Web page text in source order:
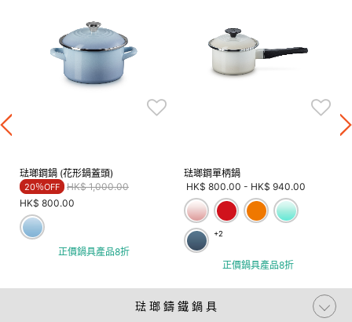
琺瑯鋼鍋 (花形鍋蓋頭)
20％OFF Price reduced from
HK$ 1,000.00to
HK$ 800.00
正價鍋具產品8折
琺瑯鋼單柄鍋
HK$ 800.00 - HK$ 940.00
+2
正價鍋具產品8折
琺 瑯 鑄 鐵 鍋 具